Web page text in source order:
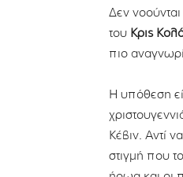
Δεν
του Κρις
πιο
Η υπόθεση
Κέβιν. Αντί
στιγμή που